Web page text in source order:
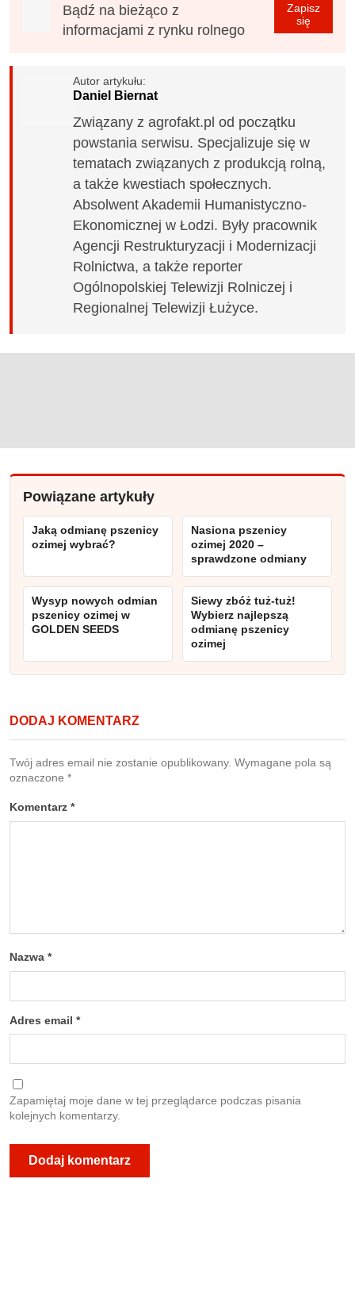
Bądź na bieżąco z
informacjami z rynku rolnego
Zapisz
się
Autor artykułu:
Daniel Biernat
Związany z agrofakt.pl od początku
powstania serwisu. Specjalizuje się w
tematach związanych z produkcją rolną,
a także kwestiach społecznych.
Absolwent Akademii Humanistyczno-
Ekonomicznej w Łodzi. Były pracownik
Agencji Restrukturyzacji i Modernizacji
Rolnictwa, a także reporter
Ogólnopolskiej Telewizji Rolniczej i
Regionalnej Telewizji Łużyce.
Powiązane artykuły
Jaką odmianę pszenicy
ozimej wybrać?
Nasiona pszenicy
ozimej 2020 –
sprawdzone odmiany
Wysyp nowych odmian
pszenicy ozimej w
GOLDEN SEEDS
Siewy zbóż tuż-tuż!
Wybierz najlepszą
odmianę pszenicy
ozimej
DODAJ KOMENTARZ
Twój adres email nie zostanie opublikowany. Wymagane pola są
oznaczone *
Komentarz *
Nazwa *
Adres email *
Zapamiętaj moje dane w tej przeglądarce podczas pisania
kolejnych komentarzy.